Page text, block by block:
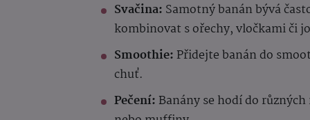
Svačina: Samotný banán bývá
kombinovat s ořechy, vločkami či
Smoothie:Přidejte banán do
chuť.
Pečení: Banány se hodí do